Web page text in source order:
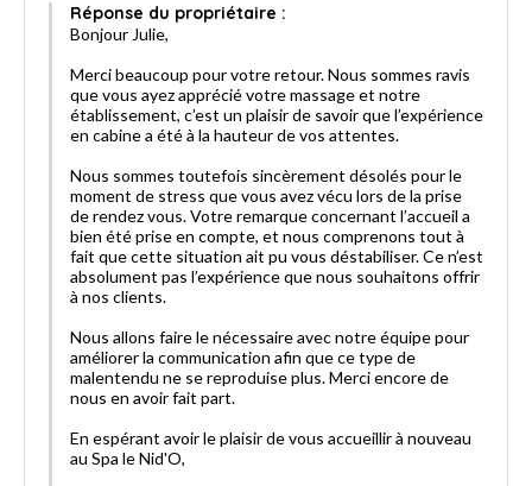
Réponse du propriétaire :
Bonjour Julie,
Merci beaucoup pour votre retour. Nous sommes ravis
que vous ayez apprécié votre massage et notre
établissement, c’est un plaisir de savoir que l’expérience
en cabine a été à la hauteur de vos attentes.
Nous sommes toutefois sincèrement désolés pour le
moment de stress que vous avez vécu lors de la prise
de rendez vous. Votre remarque concernant l’accueil a
bien été prise en compte, et nous comprenons tout à
fait que cette situation ait pu vous déstabiliser. Ce n’est
absolument pas l’expérience que nous souhaitons offrir
à nos clients.
Nous allons faire le nécessaire avec notre équipe pour
améliorer la communication afin que ce type de
malentendu ne se reproduise plus. Merci encore de
nous en avoir fait part.
En espérant avoir le plaisir de vous accueillir à nouveau
au Spa le Nid'O,